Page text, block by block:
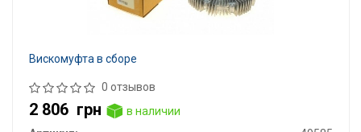
Вискомуфта в сборе
0 отзывов
2 806 грн
в наличии